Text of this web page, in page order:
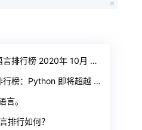
行榜 2020年 10月 TOP10
：Python 即将超越 Java
言。
排行如何？